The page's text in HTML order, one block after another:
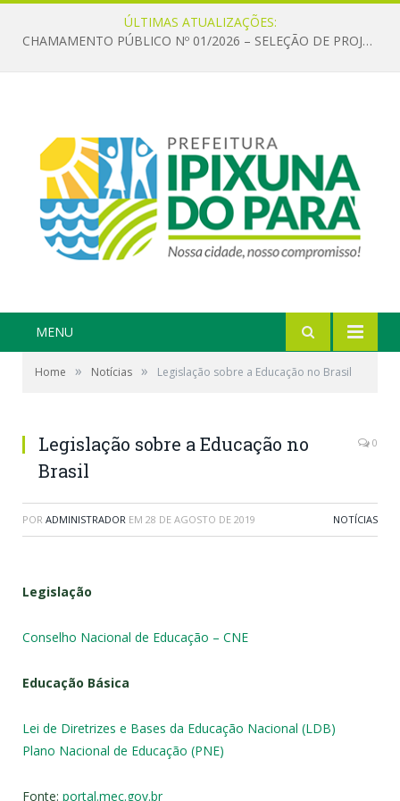
ÚLTIMAS ATUALIZAÇÕES:
CHAMAMENTO PÚBLICO Nº 01/2026 – SELEÇÃO DE PROJETOS PARA FIRMAR TERMO DE EXECUÇÃO CULTURAL COM RECURSOS DA POLÍTICA NACIONAL ALDIR BLANC DE FOMENTO À CULTURA – PNAB (LEI Nº 14.399/2022)
MENU
Home » Notícias » Legislação sobre a Educação no Brasil
Legislação sobre a Educação no
Brasil
0
POR ADMINISTRADOR EM 28 DE AGOSTO DE 2019 NOTÍCIAS
Legislação
Conselho Nacional de Educação – CNE
Educação Básica
Lei de Diretrizes e Bases da Educação Nacional (LDB)
Plano Nacional de Educação (PNE)
Fonte: portal.mec.gov.br